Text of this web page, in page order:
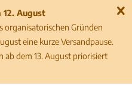
12. August
organisatorischen Gründen
eine kurze Versandpause.
ab dem 13. August priorisiert